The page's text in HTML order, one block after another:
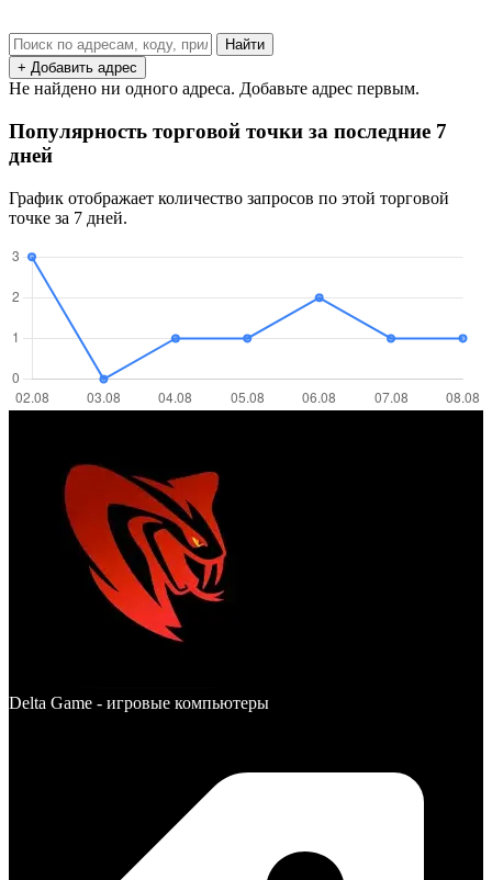
Найти
+ Добавить адрес
Не найдено ни одного адреса. Добавьте адрес первым.
Популярность торговой точки за последние 7
дней
График отображает количество запросов по этой торговой
точке за 7 дней.
Delta Game - игровые компьютеры